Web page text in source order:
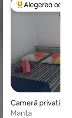
Locuință din
Alegerea
Cameră privată în
Manta